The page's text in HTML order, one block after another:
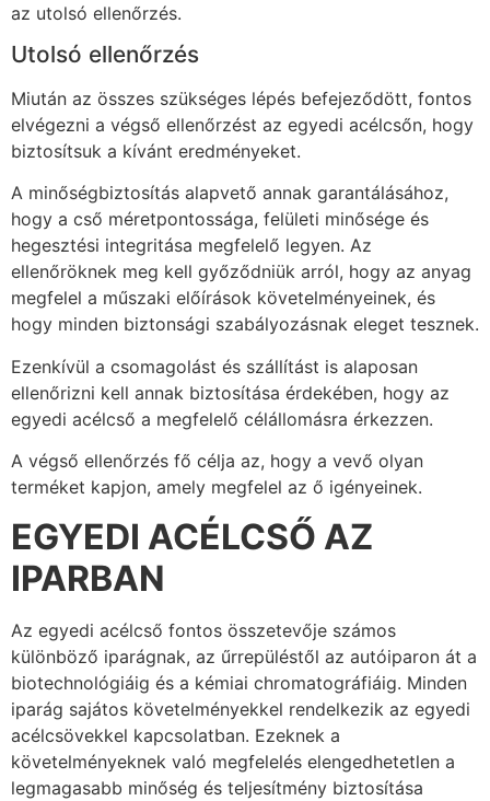
az utolsó ellenőrzés.
Utolsó ellenőrzés
Miután az összes szükséges lépés befejeződött, fontos
elvégezni a végső ellenőrzést az egyedi acélcsőn, hogy
biztosítsuk a kívánt eredményeket.
A minőségbiztosítás alapvető annak garantálásához,
hogy a cső méretpontossága, felületi minősége és
hegesztési integritása megfelelő legyen. Az
ellenőröknek meg kell győződniük arról, hogy az anyag
megfelel a műszaki előírások követelményeinek, és
hogy minden biztonsági szabályozásnak eleget tesznek.
Ezenkívül a csomagolást és szállítást is alaposan
ellenőrizni kell annak biztosítása érdekében, hogy az
egyedi acélcső a megfelelő célállomásra érkezzen.
A végső ellenőrzés fő célja az, hogy a vevő olyan
terméket kapjon, amely megfelel az ő igényeinek.
EGYEDI ACÉLCSŐ AZ
IPARBAN
Az egyedi acélcső fontos összetevője számos
különböző iparágnak, az űrrepüléstől az autóiparon át a
biotechnológiáig és a kémiai chromatográfiáig. Minden
iparág sajátos követelményekkel rendelkezik az egyedi
acélcsövekkel kapcsolatban. Ezeknek a
követelményeknek való megfelelés elengedhetetlen a
legmagasabb minőség és teljesítmény biztosítása